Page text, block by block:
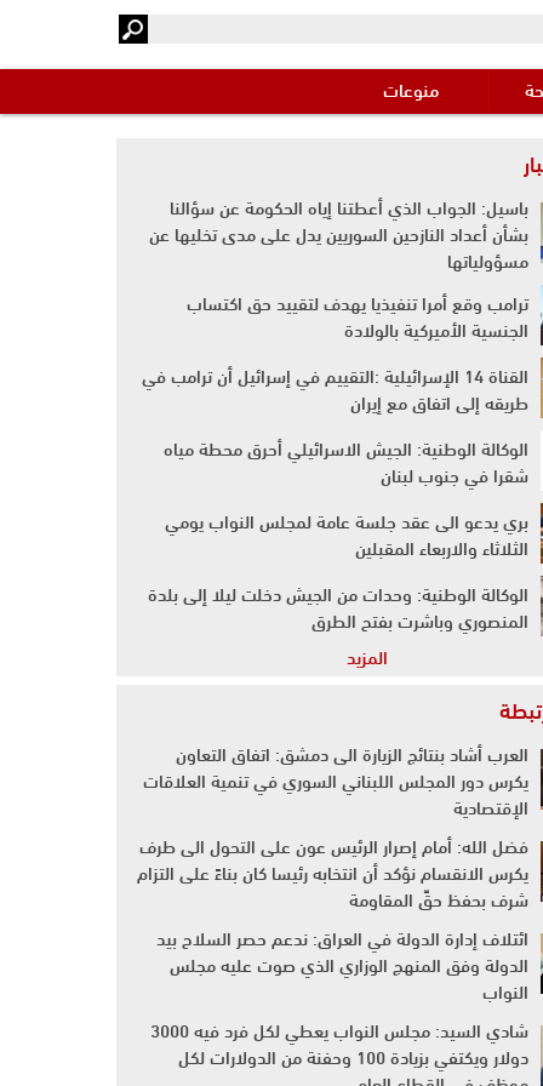
منوعات
باسيل: الجواب الذي أعطتنا إياه الحكومة عن سؤالنا
بشأن أعداد النازحين السوريين يدل على مدى تخليها عن
مسؤولياتها
ترامب وقع أمرا تنفيذيا يهدف لتقييد حق اكتساب
الجنسية الأميركية بالولادة
القناة 14 الإسرائيلية :التقييم في إسرائيل أن ترامب في
طريقه إلى اتفاق مع إيران
الوكالة الوطنية: الجيش الاسرائيلي أحرق محطة مياه
شقرا في جنوب لبنان
بري يدعو الى عقد جلسة عامة لمجلس النواب يومي
الثلاثاء والاربعاء المقبلين
الوكالة الوطنية: وحدات من الجيش دخلت ليلا إلى بلدة
المنصوري وباشرت بفتح الطرق
المزيد
العرب أشاد بنتائج الزيارة الى دمشق: اتفاق التعاون
يكرس دور المجلس اللبناني السوري في تنمية العلاقات
الإقتصادية
فضل الله: أمام إصرار الرئيس عون على التحول الى طرف
يكرس الانقسام نؤكد أن انتخابه رئيسا كان بناءً على التزام
شرف بحفظ حقِّ المقاومة
ائتلاف إدارة الدولة في العراق: ندعم حصر السلاح بيد
الدولة وفق المنهج الوزاري الذي صوت عليه مجلس
النواب
شادي السيد: مجلس النواب يعطي لكل فرد فيه 3000
دولار ويكتفي بزيادة 100 وحفنة من الدولارات لكل